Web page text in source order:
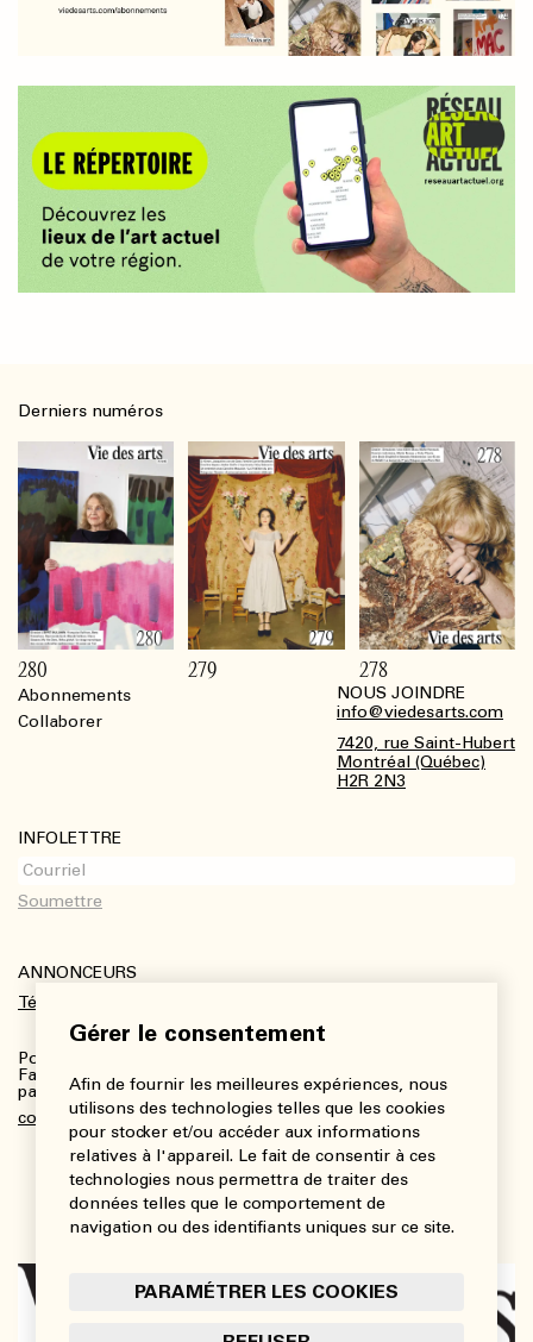
Gérer le consentement
Afin de fournir les meilleures expériences, nous
utilisons des technologies telles que les cookies
pour stocker et/ou accéder aux informations
relatives à l'appareil. Le fait de consentir à ces
technologies nous permettra de traiter des
données telles que le comportement de
navigation ou des identifiants uniques sur ce site.
PARAMÉTRER LES COOKIES
Abonnements
Collaborer
NOUS JOINDRE
info@viedesarts.com
7420, rue Saint-Hubert
Montréal (Québec)
H2R 2N3
INFOLETTRE
ANNONCEURS
Télécharger le kit média
Pour plus de renseignements :
Fanny Charbonneau, Responsable des communications,
partenariats et publicités
communications@viedesarts.com
Derniers numéros
280 279 278